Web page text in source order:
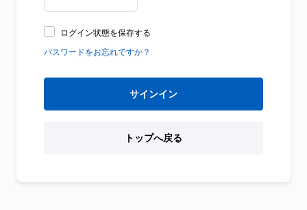
ログイン状態を保存する
パスワードをお忘れですか？
サインイン
トップへ戻る